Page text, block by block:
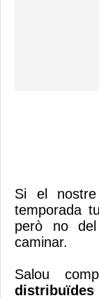
Si el
temporada
però no
caminar.
Salou